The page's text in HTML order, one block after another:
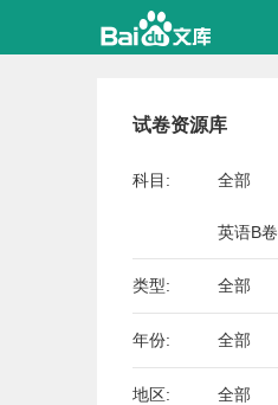
试卷资源库
科目: 全部
英语B卷
类型: 全部
年份: 全部
地区: 全部